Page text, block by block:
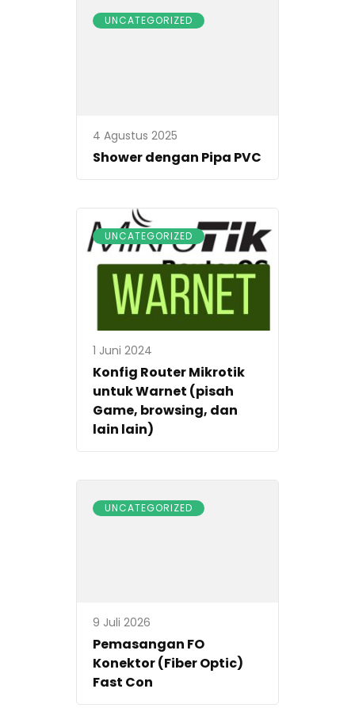
UNCATEGORIZED
4 Agustus 2025
Shower dengan Pipa PVC
UNCATEGORIZED
1 Juni 2024
Konfig Router Mikrotik
untuk Warnet (pisah
Game, browsing, dan
lain lain)
UNCATEGORIZED
9 Juli 2026
Pemasangan FO
Konektor (Fiber Optic)
Fast Con